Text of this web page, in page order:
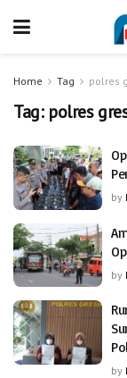
Home Tag polres
Tag: polres
by
by
by